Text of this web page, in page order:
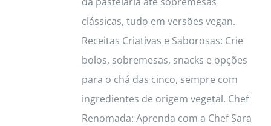
clássicas, tudo em versões vegan.
Receitas Criativas e Saborosas: Crie
bolos, sobremesas, snacks e opções
para o chá das cinco, sempre com
ingredientes de origem vegetal. Chef
Renomada: Aprenda com a Chef Sara